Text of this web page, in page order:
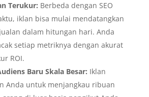
Terukur: Berbeda dengan SEO
iklan bisa mulai mendatangkan
dalam hitungan hari. Anda
setiap metriknya dengan akurat
ROI.
Baru Skala Besar: Iklan
Anda untuk menjangkau ribuan